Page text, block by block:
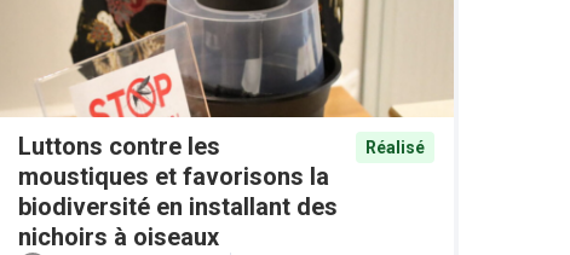
Luttons contre les
moustiques et favorisons la
biodiversité en installant des
nichoirs à oiseaux
Réalisé